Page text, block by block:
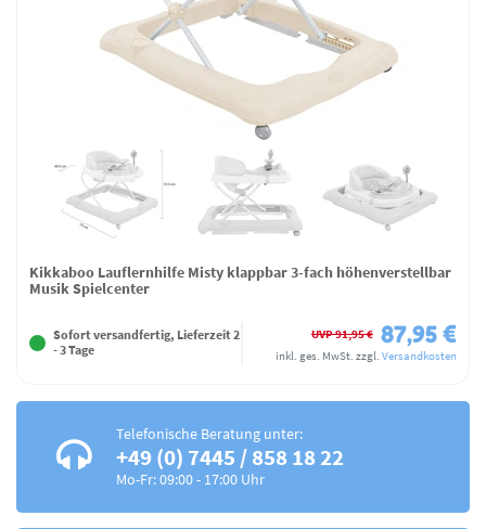
Telefonische Beratung unter:
+49 (0) 7445 / 858 18 22
Mo-Fr: 09:00 - 17:00 Uhr
Kikkaboo Lauflernhilfe Misty klappbar 3-fach höhenverstellbar
Musik Spielcenter
Sofort versandfertig, Lieferzeit 2
- 3 Tage
UVP 91,95 € 87,95 €
inkl. ges. MwSt. zzgl. Versandkosten